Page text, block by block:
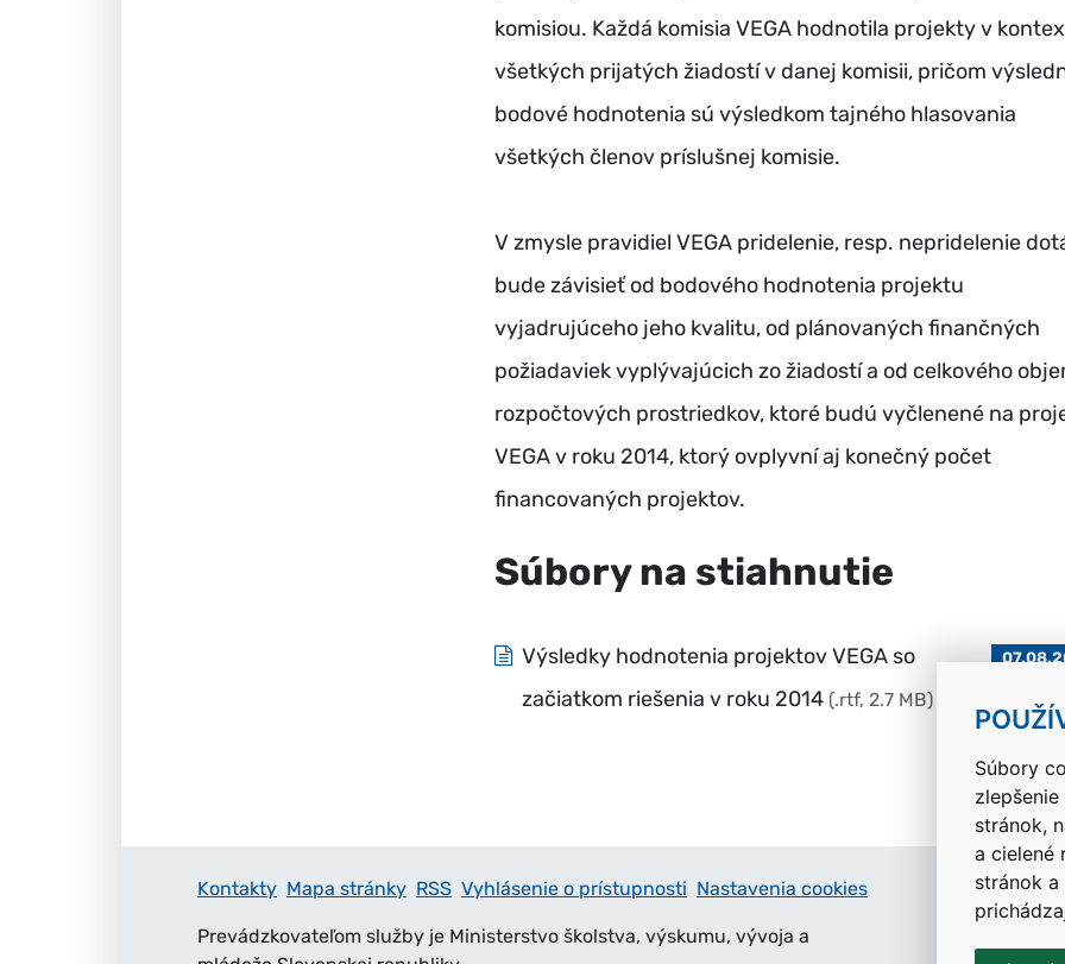
Súbory
stránok,
a cielené
stránok
komisiou. Každá komisia VEGA hodnotila projekty v
všetkých prijatých žiadostí v danej komisii, pričom
bodové hodnotenia sú výsledkom tajného hlasovania
všetkých členov príslušnej komisie.
V zmysle pravidiel VEGA pridelenie, resp. nepridelenie
bude závisieť od bodového hodnotenia projektu
vyjadrujúceho jeho kvalitu, od plánovaných finančných
požiadaviek vyplývajúcich zo žiadostí a od celkového
rozpočtových prostriedkov, ktoré budú vyčlenené na
VEGA v roku 2014, ktorý ovplyvní aj konečný počet
financovaných projektov.
Súbory na stiahnutie
Výsledky hodnotenia projektov VEGA so
začiatkom riešenia v roku 2014 (.rtf, 2.7 MB)
Kontakty Mapa stránky RSS Vyhlásenie o prístupnosti Nastavenia cookies
Prevádzkovateľom služby je Ministerstvo školstva, výskumu, vývoja a